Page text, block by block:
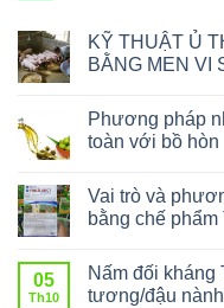
KỸ THUẬT Ủ
BẰNG MEN VI
Phương pháp
toàn với bồ hòn
Vai trò và
bằng chế
05
Th10
Nấm đối kháng
tương/đậu